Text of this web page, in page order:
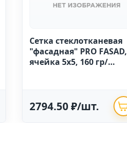
Сетка стеклотканевая
"фасадная" PRO FASAD,
ячейка 5х5, 160 гр/
2794.50 ₽/шт.